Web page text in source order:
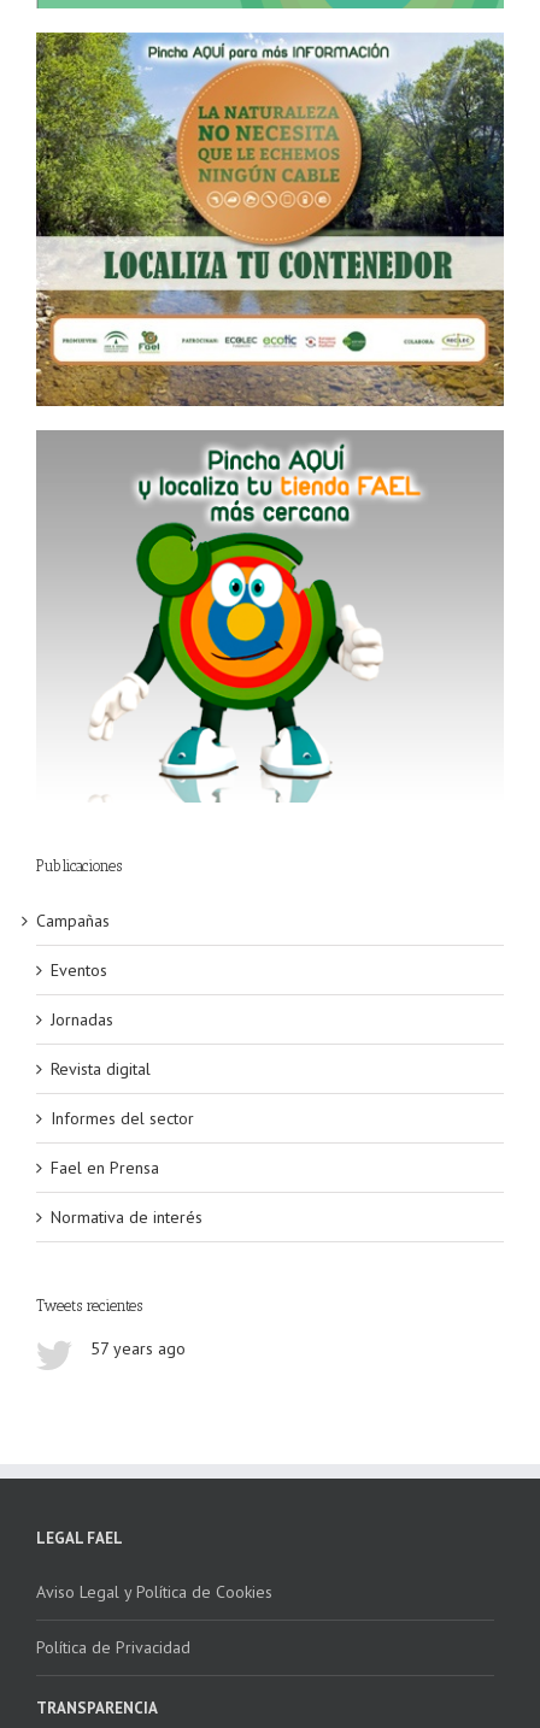
Publicaciones
Campañas
Eventos
Jornadas
Revista digital
Informes del sector
Fael en Prensa
Normativa de interés
Tweets recientes
57 years ago
LEGAL FAEL
Aviso Legal y Política de Cookies
Política de Privacidad
TRANSPARENCIA